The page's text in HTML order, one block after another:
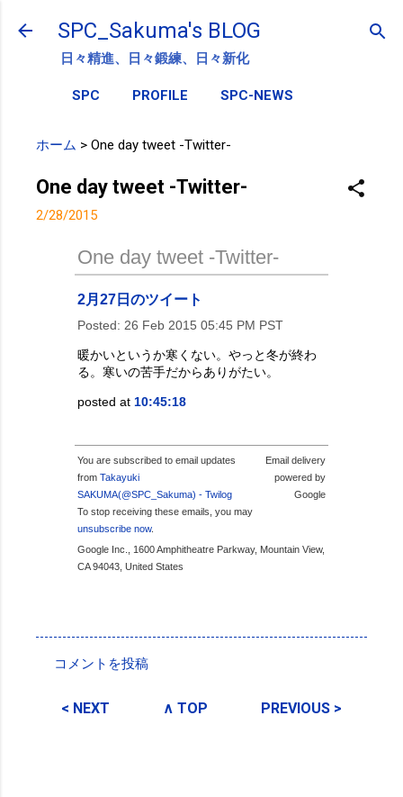
スキップしてメイン コンテンツに移動
SPC_Sakuma's BLOG
日々精進、日々鍛練、日々新化
SPC PROFILE SPC-NEWS
ホーム > One day tweet -Twitter-
One day tweet -Twitter-
2/28/2015
One day tweet -Twitter-
2月27日のツイート
Posted: 26 Feb 2015 05:45 PM PST
暖かいというか寒くない。やっと冬が終わ
る。寒いの苦手だからありがたい。
posted at 10:45:18
You are subscribed to email updates
from Takayuki
SAKUMA(@SPC_Sakuma) - Twilog
To stop receiving these emails, you may
unsubscribe now.
Email delivery
powered by
Google
Google Inc., 1600 Amphitheatre Parkway, Mountain View,
CA 94043, United States
メ
コメントを投稿
< NEXT ∧ TOP PREVIOUS >